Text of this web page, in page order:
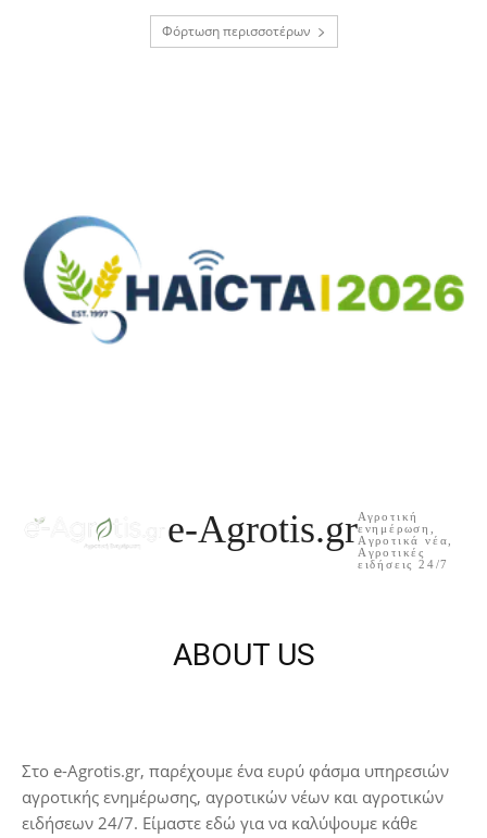
Φόρτωση περισσοτέρων
e-Agrotis.grΑγροτική
ενημέρωση,
Aγροτικά νέα,
Aγροτικές
ειδήσεις 24/7
ABOUT US
Στο e-Agrotis.gr, παρέχουμε ένα ευρύ φάσμα υπηρεσιών
αγροτικής ενημέρωσης, αγροτικών νέων και αγροτικών
ειδήσεων 24/7. Είμαστε εδώ για να καλύψουμε κάθε